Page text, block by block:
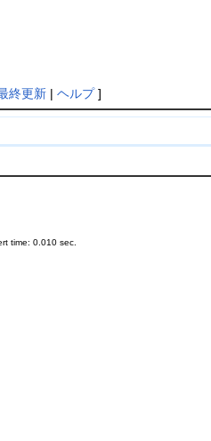
終更新| ヘルプ]
time: 0.010 sec.